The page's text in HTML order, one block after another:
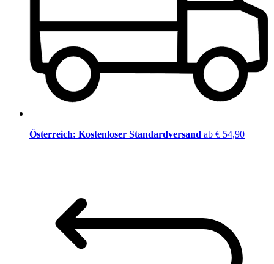
Österreich: Kostenloser Standardversand ab € 54,90